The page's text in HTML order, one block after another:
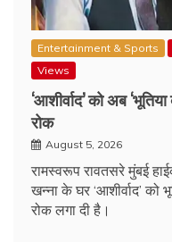
Entertainment & Sports
Views
‘आशीर्वाद’ को अब
रोक
August 5, 2026
रामस्वरूप रावतसरे मुंबई
खन्ना के घर ‘आशीर्वाद’
रोक लगा दी है।